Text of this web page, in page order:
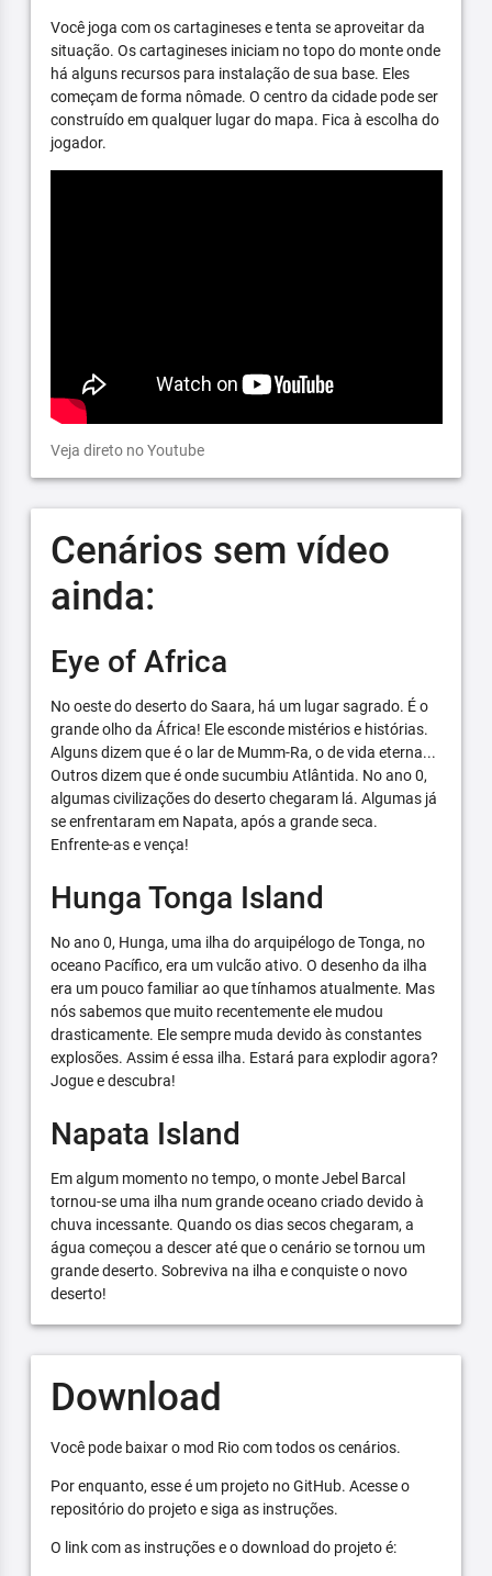
Você joga com os cartagineses e tenta se aproveitar da
situação. Os cartagineses iniciam no topo do monte onde
há alguns recursos para instalação de sua base. Eles
começam de forma nômade. O centro da cidade pode ser
construído em qualquer lugar do mapa. Fica à escolha do
jogador.
Veja direto no Youtube
Cenários sem vídeo
ainda:
Eye of Africa
No oeste do deserto do Saara, há um lugar sagrado. É o
grande olho da África! Ele esconde mistérios e histórias.
Alguns dizem que é o lar de Mumm-Ra, o de vida eterna...
Outros dizem que é onde sucumbiu Atlântida. No ano 0,
algumas civilizações do deserto chegaram lá. Algumas já
se enfrentaram em Napata, após a grande seca.
Enfrente-as e vença!
Hunga Tonga Island
No ano 0, Hunga, uma ilha do arquipélogo de Tonga, no
oceano Pacífico, era um vulcão ativo. O desenho da ilha
era um pouco familiar ao que tínhamos atualmente. Mas
nós sabemos que muito recentemente ele mudou
drasticamente. Ele sempre muda devido às constantes
explosões. Assim é essa ilha. Estará para explodir agora?
Jogue e descubra!
Napata Island
Em algum momento no tempo, o monte Jebel Barcal
tornou-se uma ilha num grande oceano criado devido à
chuva incessante. Quando os dias secos chegaram, a
água começou a descer até que o cenário se tornou um
grande deserto. Sobreviva na ilha e conquiste o novo
deserto!
Download
Você pode baixar o mod Rio com todos os cenários.
Por enquanto, esse é um projeto no GitHub. Acesse o
repositório do projeto e siga as instruções.
O link com as instruções e o download do projeto é: